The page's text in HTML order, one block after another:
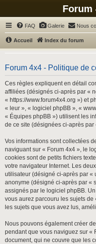
Forum
FAQ Galerie Nous
Accueil Index du forum
Forum 4x4 - Politique de
Ces règles expliquent en détail
affiliées (désignés ci-après par «
« https://www.forum4x4.org ») et
« leur », « logiciel phpBB », «
« Équipes phpBB ») utilisent les
de ce site (désignées ci-après par
Vos informations sont collectées
naviguant sur « Forum 4x4 », le
cookies sont de petits fichiers
votre navigateur Internet. Les
utilisateur (désigné ci-après par «
anonyme (désigné ci-après par «
assignés par le logiciel phpBB.
vous aurez parcouru les sujets de
les sujets que vous avez lus,
Nous pouvons également créer
pendant que vous naviguez sur «
document, qui ne couvre que les